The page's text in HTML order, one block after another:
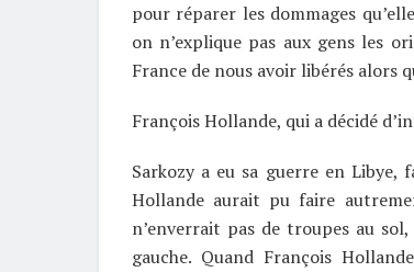
pour réparer les dommages
on n’explique pas aux gens les
France de nous avoir libérés alors
François Hollande, qui a décidé
Sarkozy a eu sa guerre en
Hollande aurait pu faire
n’enverrait pas de troupes au
gauche. Quand François